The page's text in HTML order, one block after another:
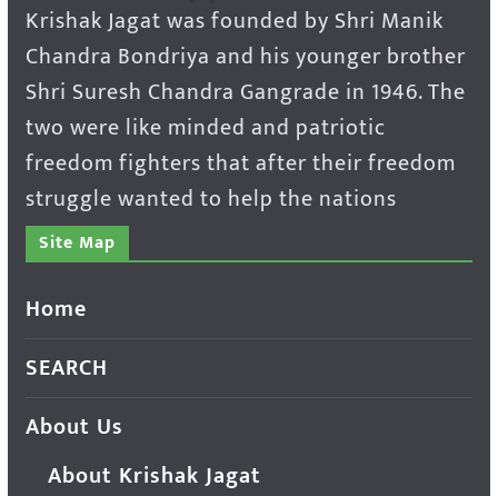
Krishak Jagat was founded by Shri Manik
Chandra Bondriya and his younger brother
Shri Suresh Chandra Gangrade in 1946. The
two were like minded and patriotic
freedom fighters that after their freedom
struggle wanted to help the nations
Site Map
Home
SEARCH
About Us
About Krishak Jagat